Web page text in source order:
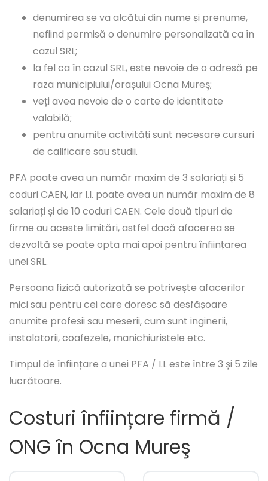
denumirea se va alcătui din nume și prenume,
nefiind permisă o denumire personalizată ca în
cazul SRL;
la fel ca în cazul SRL, este nevoie de o adresă pe
raza municipiului/orașului Ocna Mureş;
veți avea nevoie de o carte de identitate
valabilă;
pentru anumite activități sunt necesare cursuri
de calificare sau studii.
PFA poate avea un număr maxim de 3 salariați și 5
coduri CAEN, iar I.I. poate avea un număr maxim de 8
salariați și de 10 coduri CAEN. Cele două tipuri de
firme au aceste limitări, astfel dacă afacerea se
dezvoltă se poate opta mai apoi pentru înființarea
unei SRL.
Persoana fizică autorizată se potrivește afacerilor
mici sau pentru cei care doresc să desfășoare
anumite profesii sau meserii, cum sunt inginerii,
instalatorii, coafezele, manichiuristele etc.
Timpul de înființare a unei PFA / I.I. este între 3 și 5 zile
lucrătoare.
Costuri înființare firmă /
ONG în Ocna Mureş